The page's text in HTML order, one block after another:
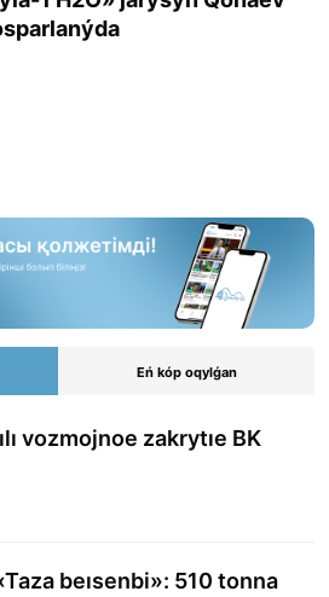
Eń kóp oqylǵan
vozmojnoe zakrytıe BK
beısenbi»: 510 tonna